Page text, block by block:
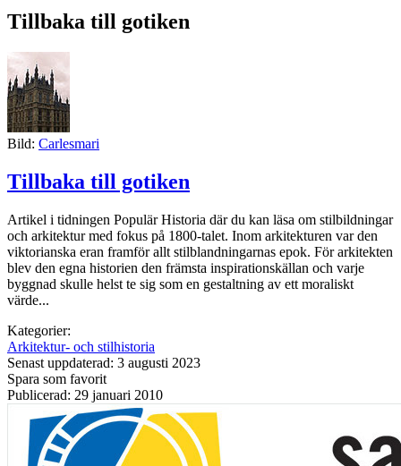
Tillbaka till gotiken
Bild: Carlesmari
Tillbaka till gotiken
Artikel i tidningen Populär Historia där du kan läsa om stilbildningar
och arkitektur med fokus på 1800-talet. Inom arkitekturen var den
viktorianska eran framför allt stilblandningarnas epok. För arkitekten
blev den egna historien den främsta inspirationskällan och varje
byggnad skulle helst te sig som en gestaltning av ett moraliskt
värde...
Kategorier:
Arkitektur- och stilhistoria
Senast uppdaterad: 3 augusti 2023
Spara som favorit
Publicerad: 29 januari 2010